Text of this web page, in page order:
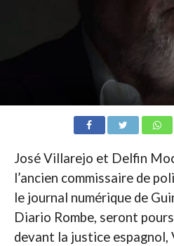
José Villarejo et Delfin
l’ancien commissaire de
le journal numérique de
Diario Rombe, seront
devant la justice espagnol,